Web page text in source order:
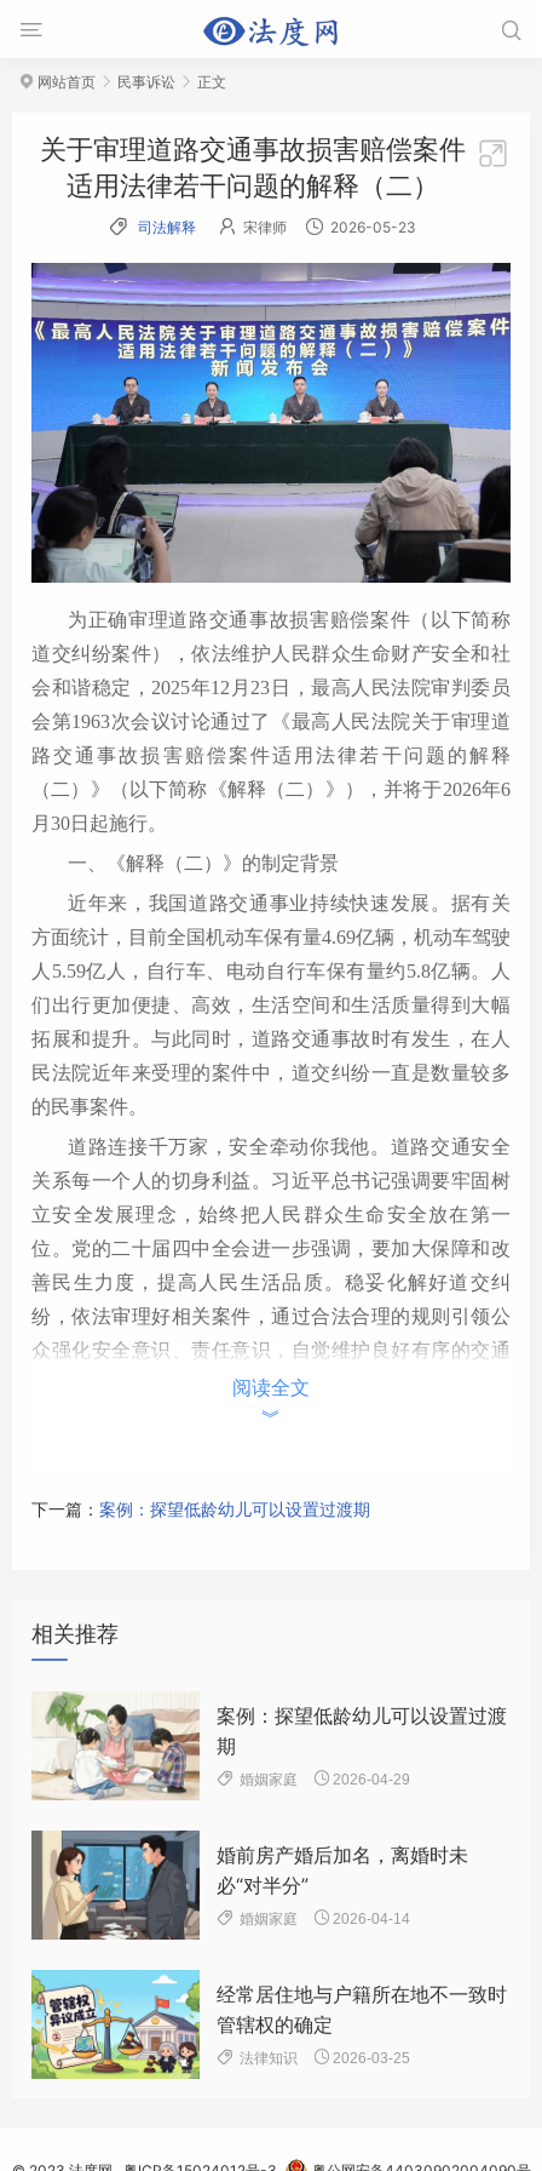
 
 网站首页  民事诉讼  正文

关于审理道路交通事故损害赔偿案件
适用法律若干问题的解释（二）
 司法解释  宋律师  2026-05-23
为正确审理道路交通事故损害赔偿案件（以下简称
道交纠纷案件），依法维护人民群众生命财产安全和社
会和谐稳定，2025年12月23日，最高人民法院审判委员
会第1963次会议讨论通过了《最高人民法院关于审理道
路交通事故损害赔偿案件适用法律若干问题的解释
（二）》（以下简称《解释（二）》），并将于2026年6
月30日起施行。
一、《解释（二）》的制定背景
近年来，我国道路交通事业持续快速发展。据有关
方面统计，目前全国机动车保有量4.69亿辆，机动车驾驶
人5.59亿人，自行车、电动自行车保有量约5.8亿辆。人
们出行更加便捷、高效，生活空间和生活质量得到大幅
拓展和提升。与此同时，道路交通事故时有发生，在人
民法院近年来受理的案件中，道交纠纷一直是数量较多
的民事案件。
道路连接千万家，安全牵动你我他。道路交通安全
关系每一个人的切身利益。习近平总书记强调要牢固树
立安全发展理念，始终把人民群众生命安全放在第一
位。党的二十届四中全会进一步强调，要加大保障和改
善民生力度，提高人民生活品质。稳妥化解好道交纠
纷，依法审理好相关案件，通过合法合理的规则引领公
众强化安全意识、责任意识，自觉维护良好有序的交通
秩序，是深入落实党中央决策部署，以司法守护民生底
线、维护社会和谐稳定的重要内容。
干重点难点问题形成的裁判规则。制定过程中，我们在
总结审判实践的基础上，通过大数据分析、法答网提问
梳理、与地方法院座谈、社会热点研析等方式深入调
研，更加广泛地了解群众诉求、倾听基层声音、掌握一
线困难，聚焦亟待解决的问题深入研究。起草中，多次
征求地方法院和相关单位意见，并向全社会公开征求意
见。在充分吸收各方有益意见、反复研究论证的基础上
形成了《解释（二）》，力求推进法律实施，统一裁判
规则，规范司法行为。
二、《解释（二）》坚持的原则
《解释（二）》起草中，我们始终坚持以下原
则：
一是坚持人民至上，强化权益救济。交通事故往往
困境。如果不强化保障，容易导致更多问题衍生和矛盾
阅读全文
︾
下一篇： 案例：探望低龄幼儿可以设置过渡期
相关推荐
案例：探望低龄幼儿可以设置过渡
期
 婚姻家庭  2026-04-29
婚前房产婚后加名，离婚时未
必“对半分”
 婚姻家庭  2026-04-14
经常居住地与户籍所在地不一致时
管辖权的确定
 法律知识  2026-03-25